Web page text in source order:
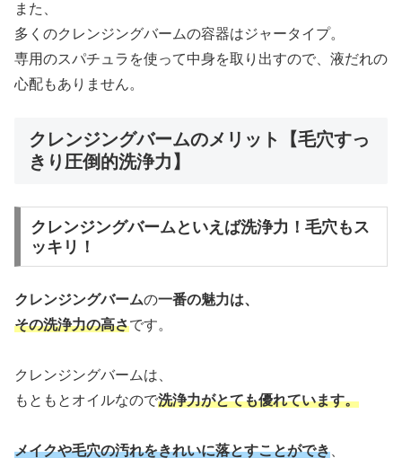
また、
多くのクレンジングバームの容器はジャータイプ。
専用のスパチュラを使って中身を取り出すので、液だれの
心配もありません。
クレンジングバームのメリット【毛穴すっ
きり圧倒的洗浄力】
クレンジングバームといえば洗浄力！毛穴もス
ッキリ！
クレンジングバームの一番の魅力は、
その洗浄力の高さです。
クレンジングバームは、
もともとオイルなので洗浄力がとても優れています。
メイクや毛穴の汚れをきれいに落とすことができ